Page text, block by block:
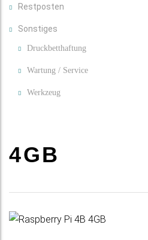
Restposten
Sonstiges
Druckbetthaftung
Wartung / Service
Werkzeug
4GB